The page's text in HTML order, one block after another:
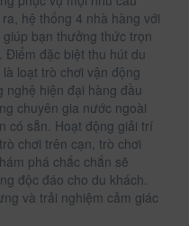
hệ thống 4 nhà hàng với
bạn thưởng thức trọn
đặc biệt thu hút du
loạt trò chơi vận động
nghệ hiện đại hàng đầu
chuyên gia nước ngoài
có sẵn. Hoạt động giải trí
chơi trên cạn, trò chơi
phá chắc chắn sẽ
độc đáo cho du khách.
và trải nghiệm cảm giác